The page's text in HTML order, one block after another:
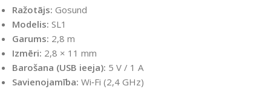
Ražotājs: Gosund
Modelis: SL1
Garums: 2,8 m
Izmēri: 2,8 × 11 mm
Barošana (USB ieeja): 5 V / 1 A
Savienojamība: Wi‑Fi (2,4 GHz)